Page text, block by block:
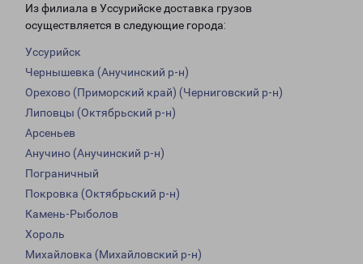
Из филиала в Уссурийске доставка грузов
осуществляется в следующие города:
Уссурийск
Чернышевка (Анучинский р-н)
Орехово (Приморский край) (Черниговский р-н)
Липовцы (Октябрьский р-н)
Арсеньев
Анучино (Анучинский р-н)
Пограничный
Покровка (Октябрьский р-н)
Камень-Рыболов
Хороль
Михайловка (Михайловский р-н)